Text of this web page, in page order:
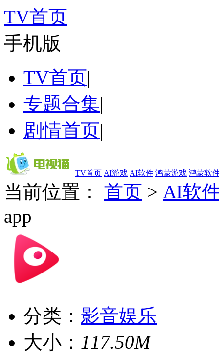
TV首页
手机版
TV首页|
专题合集|
剧情首页|
TV首页 AI游戏 AI软件 鸿蒙游戏 鸿蒙软
当前位置： 首页 > AI软
app
分类： 影音娱乐
大小： 117.50M